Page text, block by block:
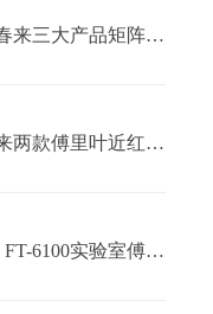
精准在线监测 | 泽天春来三大产品矩阵助力氯乙烯行业安全生产
快、准、稳 | 泽天春来两款傅里叶近红外分析仪，为实验室赋予高效分析新维度
精准智测 高效破局｜FT-6100实验室傅里叶近红外分析仪